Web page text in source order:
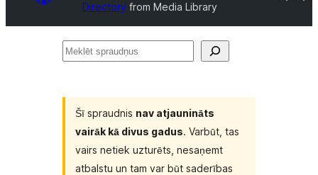
Directory from Media Library
Meklēt
Šī spraudnis nav atjaunināts
vairāk kā divus gadus. Varbūt, tas
vairs netiek uzturēts, nesaņemt
atbalstu un tam var būt saderības